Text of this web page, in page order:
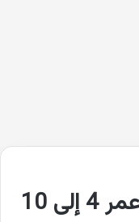
أسئلة ذكاء للأطفال من عمر 4 إلى 10